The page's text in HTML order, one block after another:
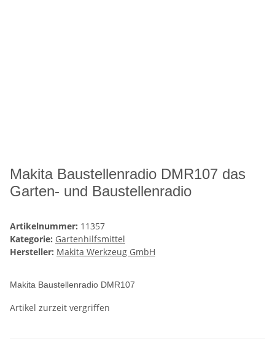
Makita Baustellenradio DMR107 das
Garten- und Baustellenradio
Artikelnummer: 11357
Kategorie: Gartenhilfsmittel
Hersteller: Makita Werkzeug GmbH
Makita Baustellenradio DMR107
Artikel zurzeit vergriffen